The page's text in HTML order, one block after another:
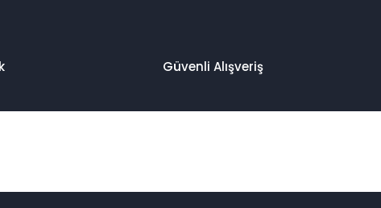
Güvenli Alışveriş